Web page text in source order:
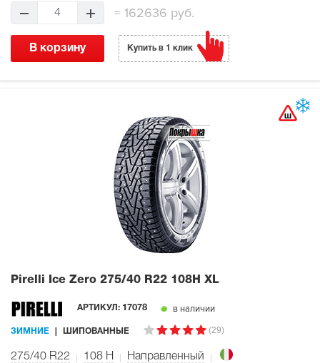
4 =162636 руб.
В корзину Купить в 1 клик
Pirelli Ice Zero 275/40 R22 108H XL
АРТИКУЛ: 17078 в наличии
ЗИМНИЕ ШИПОВАННЫЕ (29)
275/40 R22 108 H Направленный